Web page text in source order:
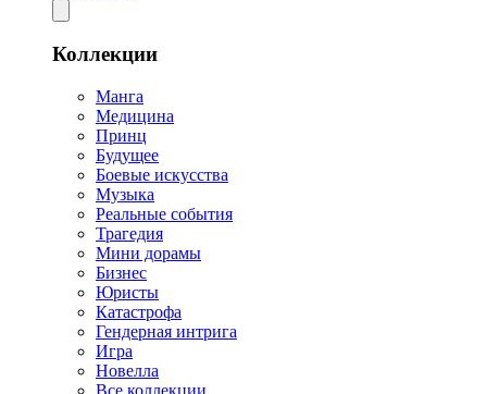
Коллекции
Манга
Медицина
Принц
Будущее
Боевые искусства
Музыка
Реальные события
Трагедия
Мини дорамы
Бизнес
Юристы
Катастрофа
Гендерная интрига
Игра
Новелла
Все коллекции